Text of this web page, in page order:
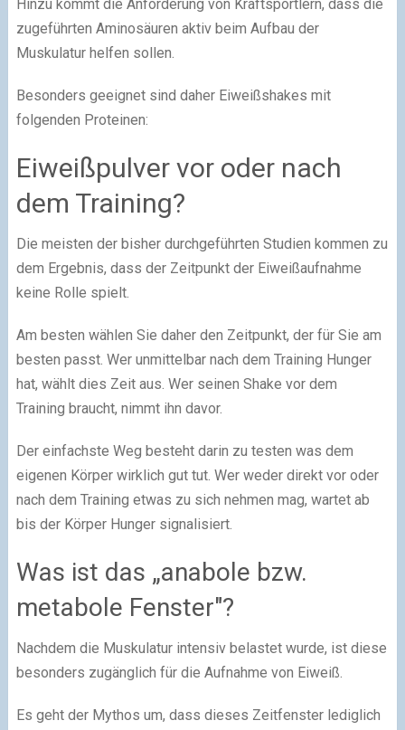
Hinzu kommt die Anforderung von Kraftsportlern, dass die
zugeführten Aminosäuren aktiv beim Aufbau der
Muskulatur helfen sollen.
Besonders geeignet sind daher Eiweißshakes mit
folgenden Proteinen:
Eiweißpulver vor oder nach
dem Training?
Die meisten der bisher durchgeführten Studien kommen zu
dem Ergebnis, dass der Zeitpunkt der Eiweißaufnahme
keine Rolle spielt.
Am besten wählen Sie daher den Zeitpunkt, der für Sie am
besten passt. Wer unmittelbar nach dem Training Hunger
hat, wählt dies Zeit aus. Wer seinen Shake vor dem
Training braucht, nimmt ihn davor.
Der einfachste Weg besteht darin zu testen was dem
eigenen Körper wirklich gut tut. Wer weder direkt vor oder
nach dem Training etwas zu sich nehmen mag, wartet ab
bis der Körper Hunger signalisiert.
Was ist das „anabole bzw.
metabole Fenster"?
Nachdem die Muskulatur intensiv belastet wurde, ist diese
besonders zugänglich für die Aufnahme von Eiweiß.
Es geht der Mythos um, dass dieses Zeitfenster lediglich